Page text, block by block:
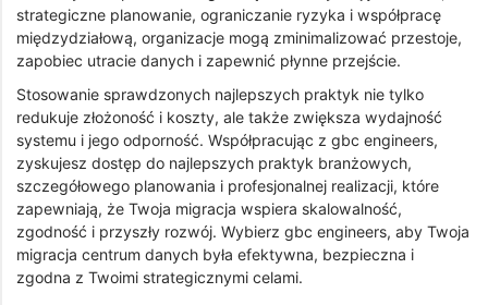
strategiczne planowanie, ograniczanie ryzyka i współpracę
międzydziałową, organizacje mogą zminimalizować przestoje,
zapobiec utracie danych i zapewnić płynne przejście.
Stosowanie sprawdzonych najlepszych praktyk nie tylko
redukuje złożoność i koszty, ale także zwiększa wydajność
systemu i jego odporność. Współpracując z gbc engineers,
zyskujesz dostęp do najlepszych praktyk branżowych,
szczegółowego planowania i profesjonalnej realizacji, które
zapewniają, że Twoja migracja wspiera skalowalność,
zgodność i przyszły rozwój. Wybierz gbc engineers, aby Twoja
migracja centrum danych była efektywna, bezpieczna i
zgodna z Twoimi strategicznymi celami.